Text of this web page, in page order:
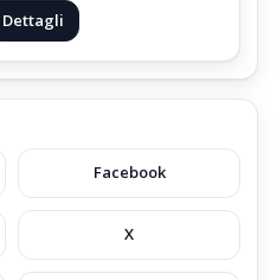
Dettagli
Facebook
X